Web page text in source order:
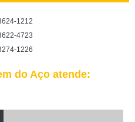
1212
4723
1226
do Aço atende: